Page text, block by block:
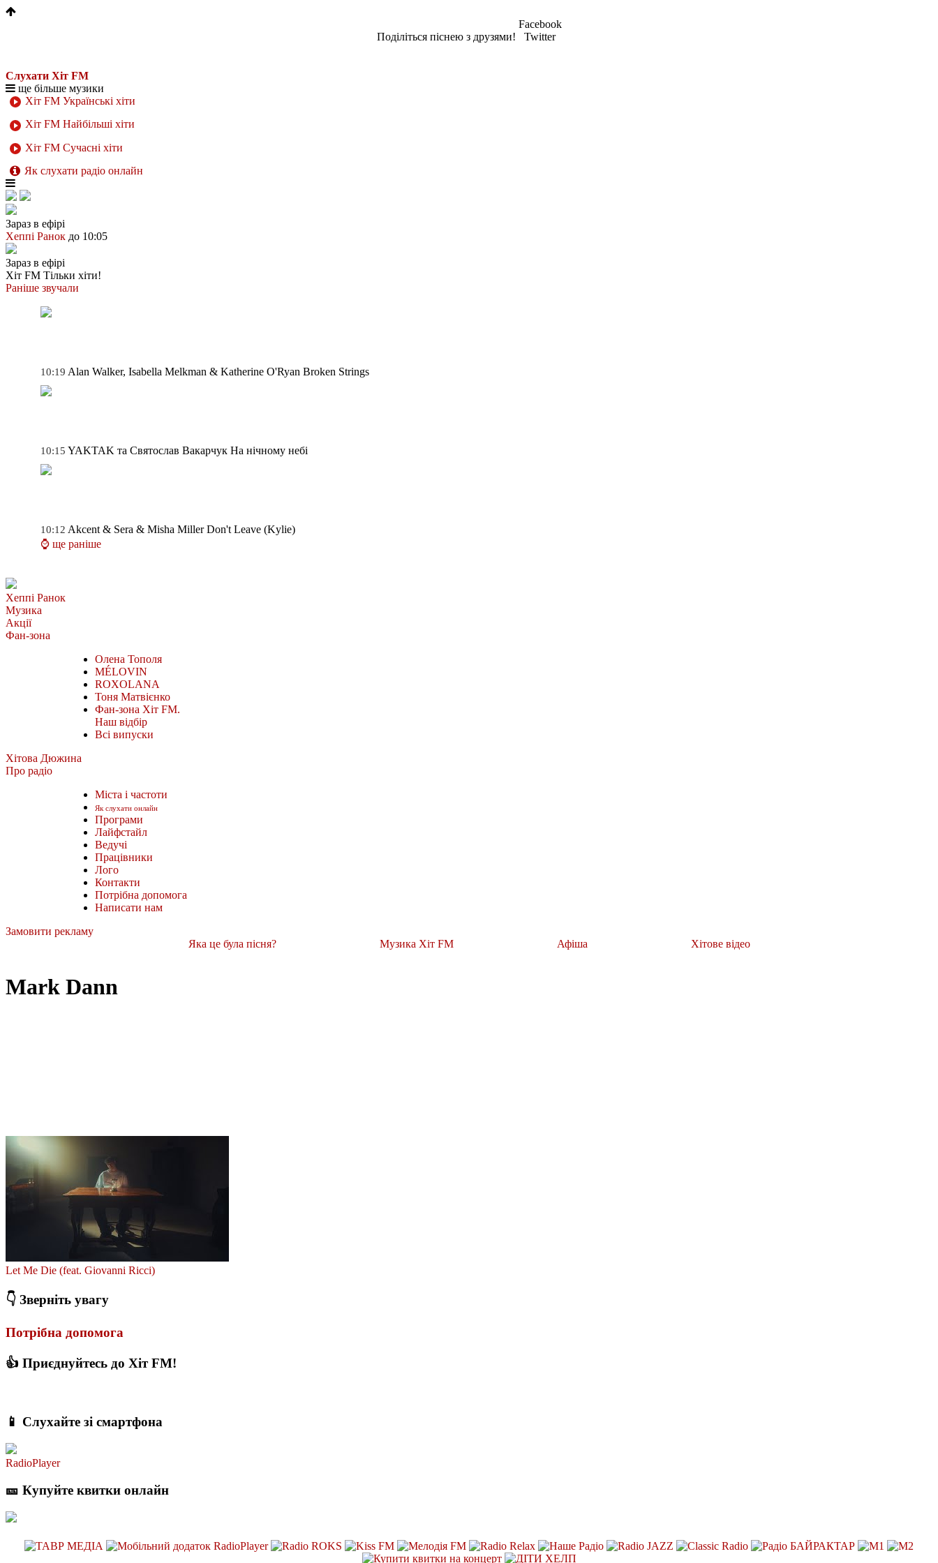
Поділіться піснею з друзями!
Facebook
Twitter
Слухати Хіт FM
ще більше музики
Хіт FM Українські хіти
Хіт FM Найбільші хіти
Хіт FM Сучасні хіти
Як слухати радіо онлайн
Зараз в ефірі
Хеппі Ранок до 10:05
Зараз в ефірі
Хіт FM Тільки хіти!
Раніше звучали
10:19 Alan Walker, Isabella Melkman & Katherine O'Ryan Broken Strings
10:15 YAKTAK та Святослав Вакарчук На нічному небі
10:12 Akcent & Sera & Misha Miller Don't Leave (Kylie)
⌚ ще раніше
Хеппі Ранок
Музика
Акції
Фан-зона
Олена Тополя
MÉLOVIN
ROXOLANA
Тоня Матвієнко
Фан-зона Хіт FM.
Наш відбір
Всі випуски
Хітова Дюжина
Про радіо
Міста і частоти
Як слухати онлайн
Програми
Лайфстайл
Ведучі
Працівники
Лого
Контакти
Потрібна допомога
Написати нам
Замовити рекламу
Яка це була пісня?
Музика Хіт FM Афіша Хітове відео
Mark Dann
Let Me Die (feat. Giovanni Ricci)
👇 Зверніть увагу
Потрібна допомога
👍 Приєднуйтесь до Хіт FM!
📱 Слухайте зі смартфона
RadioPlayer
🎫 Купуйте квитки онлайн